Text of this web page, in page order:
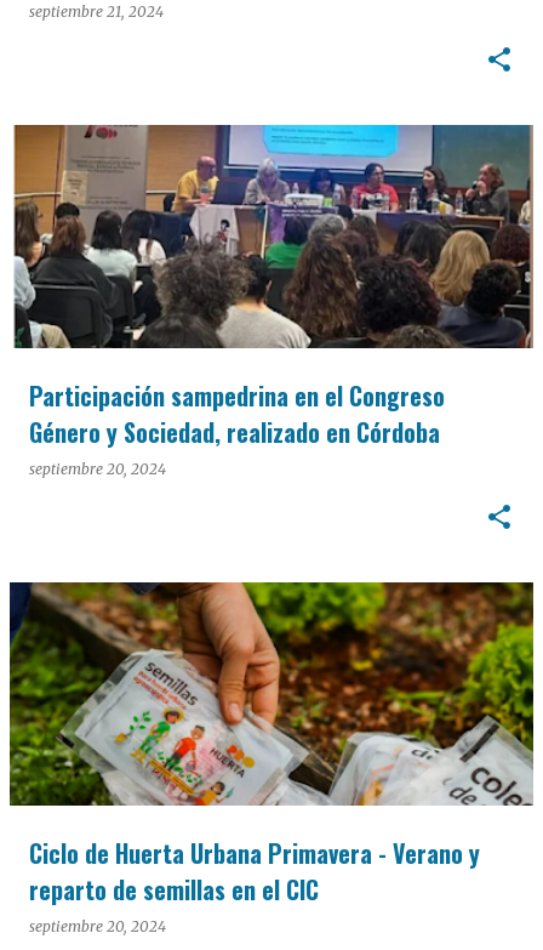
septiembre 21, 2024
Participación sampedrina en el Congreso
Género y Sociedad, realizado en Córdoba
septiembre 20, 2024
Ciclo de Huerta Urbana Primavera - Verano y
reparto de semillas en el CIC
septiembre 20, 2024